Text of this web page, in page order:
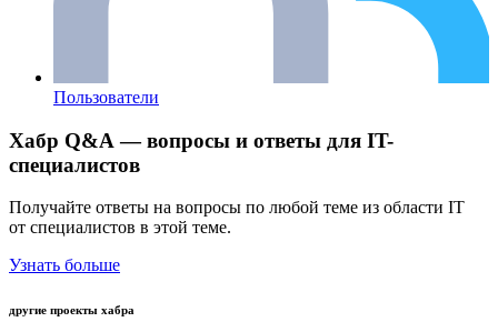
Пользователи
Хабр Q&A — вопросы и ответы для IT-
специалистов
Получайте ответы на вопросы по любой теме из области IT
от специалистов в этой теме.
Узнать больше
другие проекты хабра